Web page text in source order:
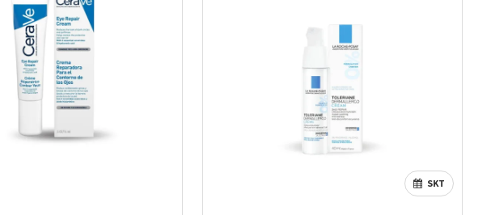
hemen keşfedin.
SKT